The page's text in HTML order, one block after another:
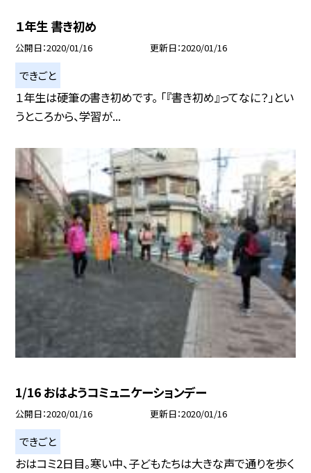
１年生 書き初め
公開日 2020/01/16 更新日 2020/01/16
できごと
１年生は硬筆の書き初めです。 「『書き初め』ってなに？」とい
うところから、学習が...
1/16 おはようコミュニケーションデー
公開日 2020/01/16 更新日 2020/01/16
できごと
おはコミ2日目。寒い中、子どもたちは大きな声で通りを歩く